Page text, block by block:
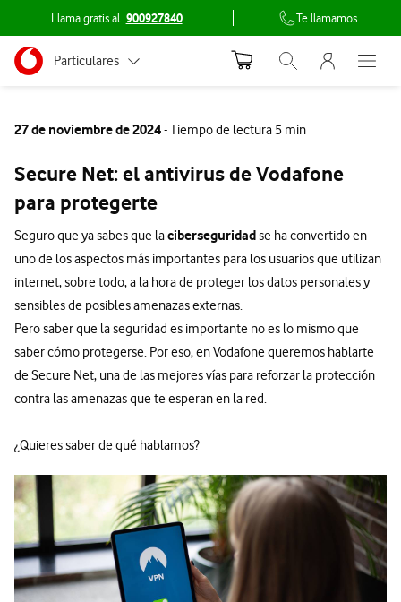
Llama gratis al 900927840 Te llamamos
Ir a la pagina principal de vodafone.es
Menu navegación Segmento
Particulares
y AA.PP.
Abrir buscador.
Menu
Abre
27 de noviembre de 2024- Tiempo de lectura 5 min
Secure Net: el antivirus de Vodafone
para protegerte
Seguro que ya sabes que laciberseguridadse ha convertido en
uno de los aspectos más importantes para los usuarios que utilizan
internet, sobre todo, a la hora de proteger los datos personales y
sensibles de posibles amenazas externas.
Pero saber que la seguridad es importante no es lo mismo que
saber cómo protegerse. Por eso, en Vodafone queremos hablarte
de Secure Net, una de las mejores vías para reforzar la protección
contra las amenazas que te esperan en la red.
¿Quieres saber de qué hablamos?